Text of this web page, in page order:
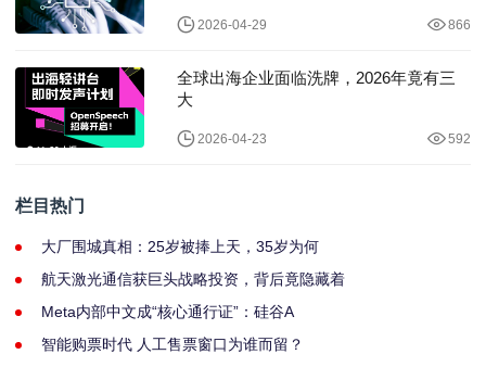
2026-04-29 866
全球出海企业面临洗牌，2026年竟有三
大
2026-04-23 592
栏目热门
大厂围城真相：25岁被捧上天，35岁为何
航天激光通信获巨头战略投资，背后竟隐藏着
Meta内部中文成“核心通行证”：硅谷A
智能购票时代 人工售票窗口为谁而留？